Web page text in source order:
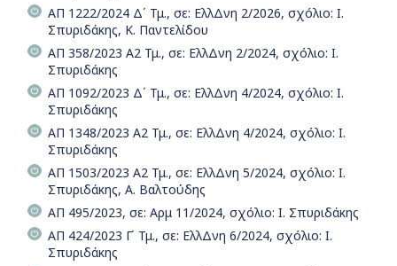
ΑΠ 1222/2024 Δ΄ Τμ., σε: ΕλλΔνη 2/2026, σχόλιο: Ι.
Σπυριδάκης, Κ. Παντελίδου
ΑΠ 358/2023 Α2 Τμ., σε: ΕλλΔνη 2/2024, σχόλιο: Ι.
Σπυριδάκης
ΑΠ 1092/2023 Δ΄ Τμ., σε: ΕλλΔνη 4/2024, σχόλιο: Ι.
Σπυριδάκης
ΑΠ 1348/2023 Α2 Τμ., σε: ΕλλΔνη 4/2024, σχόλιο: Ι.
Σπυριδάκης
ΑΠ 1503/2023 Α2 Τμ., σε: ΕλλΔνη 5/2024, σχόλιο: Ι.
Σπυριδάκης, Α. Βαλτούδης
ΑΠ 495/2023, σε: Αρμ 11/2024, σχόλιο: Ι. Σπυριδάκης
ΑΠ 424/2023 Γ΄ Τμ., σε: ΕλλΔνη 6/2024, σχόλιο: Ι.
Σπυριδάκης